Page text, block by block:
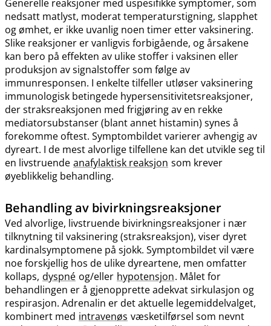
Generelle reaksjoner med uspesifikke symptomer, som
nedsatt matlyst, moderat temperaturstigning, slapphet
og ømhet, er ikke uvanlig noen timer etter vaksinering.
Slike reaksjoner er vanligvis forbigående, og årsakene
kan bero på effekten av ulike stoffer i vaksinen eller
produksjon av signalstoffer som følge av
immunresponsen. I enkelte tilfeller utløser vaksinering
immunologisk betingede hypersensitivitetsreaksjoner,
der straksreaksjonen med frigjøring av en rekke
mediatorsubstanser (blant annet histamin) synes å
forekomme oftest. Symptombildet varierer avhengig av
dyreart. I de mest alvorlige tilfellene kan det utvikle seg til
en livstruende anafylaktisk reaksjon som krever
øyeblikkelig behandling.
Behandling av bivirkningsreaksjoner
Ved alvorlige, livstruende bivirkningsreaksjoner i nær
tilknytning til vaksinering (straksreaksjon), viser dyret
kardinalsymptomene på sjokk. Symptombildet vil være
noe forskjellig hos de ulike dyreartene, men omfatter
kollaps, dyspné og​/​eller hypotensjon. Målet for
behandlingen er å gjenopprette adekvat sirkulasjon og
respirasjon. Adrenalin er det aktuelle legemiddelvalget,
kombinert med intravenøs væsketilførsel som nevnt